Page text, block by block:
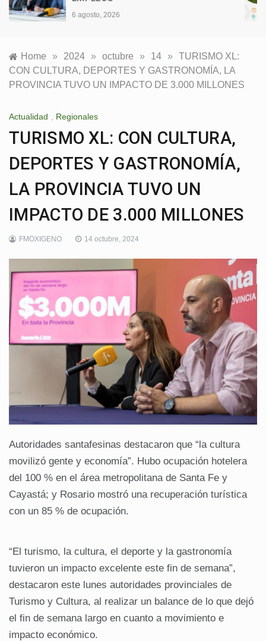
Home » 2024 » octubre » 14 » TURISMO XL:
CON CULTURA, DEPORTES Y GASTRONOMÍA, LA
PROVINCIA TUVO UN IMPACTO DE 3.000 MILLONES
Actualidad , Regionales
TURISMO XL: CON CULTURA,
DEPORTES Y GASTRONOMÍA,
LA PROVINCIA TUVO UN
IMPACTO DE 3.000 MILLONES
FMOXIGENO 14 octubre, 2024
Autoridades santafesinas destacaron que “la cultura
movilizó gente y economía”. Hubo ocupación hotelera
del 100 % en el área metropolitana de Santa Fe y
Cayastá; y Rosario mostró una recuperación turística
con un 85 % de ocupación.
“El turismo, la cultura, el deporte y la gastronomía
tuvieron un impacto excelente este fin de semana”,
destacaron este lunes autoridades provinciales de
Turismo y Cultura, al realizar un balance de lo que dejó
el fin de semana largo en cuanto a movimiento e
impacto económico.